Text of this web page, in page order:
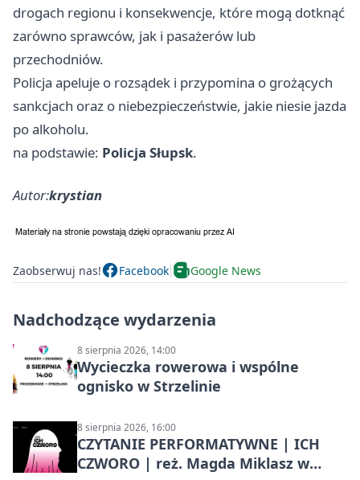
drogach regionu i konsekwencje, które mogą dotknąć
zarówno sprawców, jak i pasażerów lub
przechodniów.
Policja apeluje o rozsądek i przypomina o grożących
sankcjach oraz o niebezpieczeństwie, jakie niesie jazda
po alkoholu.
na podstawie: Policja Słupsk.
Autor:krystian
Zaobserwuj nas! Facebook Google News
Nadchodzące wydarzenia
8 sierpnia 2026, 14:00
Wycieczka rowerowa i wspólne
ognisko w Strzelinie
8 sierpnia 2026, 16:00
CZYTANIE PERFORMATYWNE | ICH
CZWORO | reż. Magda Miklasz w